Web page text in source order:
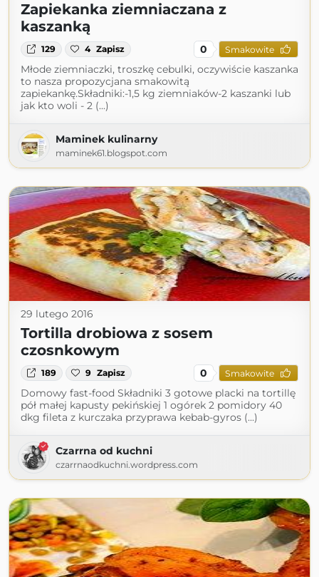
Zapiekanka ziemniaczana z
kaszanką
129 4 Zapisz 0 Smakowite
Młode ziemniaczki, troszkę cebulki, oczywiście kaszanka
to nasza propozycjana smakowitą
zapiekankę.Składniki:-1,5 kg ziemniaków-2 kaszanki lub
jak kto woli - 2 (...)
Maminek kulinarny
maminek61.blogspot.com
29 lutego 2016
Tortilla drobiowa z sosem
czosnkowym
189 9 Zapisz 0 Smakowite
Domowy fast-food Składniki 3 gotowe placki na tortillę
pół małej kapusty pekińskiej 1 ogórek 2 pomidory 40
dkg fileta z kurczaka przyprawa kebab-gyros (...)
Czarrna od kuchni
czarrnaodkuchni.wordpress.com